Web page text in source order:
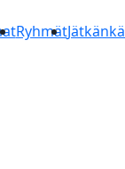
Ryhmät